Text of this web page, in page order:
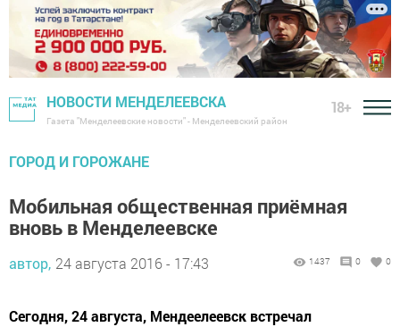
НОВОСТИ МЕНДЕЛЕЕВСКА
Газета "Менделеевские новости" - Менделеевский район
18+
ГОРОД И ГОРОЖАНЕ
Мобильная общественная приёмная
вновь в Менделеевске
автор, 24 августа 2016 - 17:43 1437 0 0
Сегодня, 24 августа, Мендеелеевск встречал